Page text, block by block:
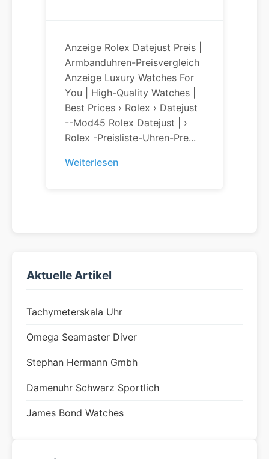
Anzeige Rolex Datejust Preis |
Armbanduhren-Preisvergleich
Anzeige Luxury Watches For
You | High-Quality Watches |
Best Prices › Rolex › Datejust
--Mod45 Rolex Datejust | ›
Rolex -preisliste-Uhren-Pre...
Weiterlesen
Aktuelle Artikel
Tachymeterskala Uhr
Omega Seamaster Diver
Stephan Hermann Gmbh
Damenuhr Schwarz Sportlich
James Bond Watches